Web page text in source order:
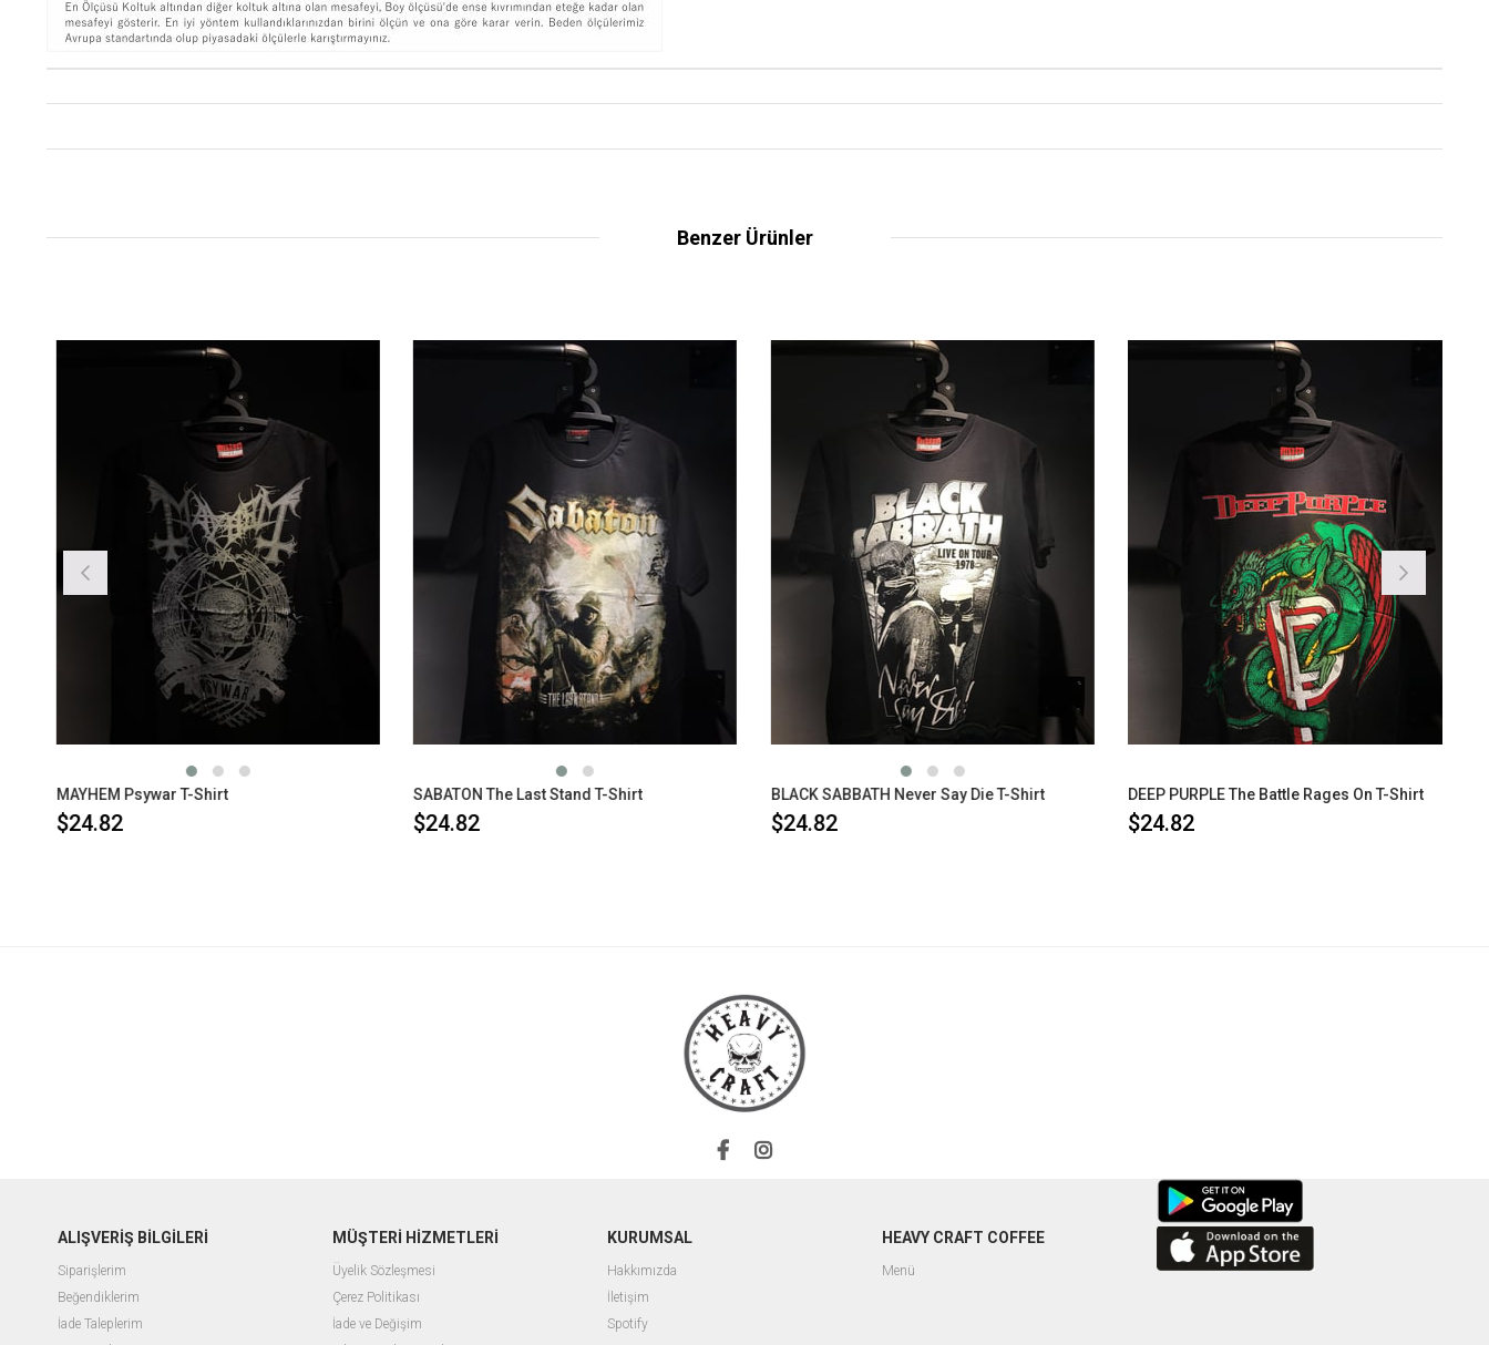
Benzer Ürünler
MAYHEM Psywar T-Shirt
$24.82
SABATON The Last Stand T-Shirt
$24.82
BLACK SABBATH Never Say Die T-Shirt
$24.82
DEEP PURPLE The Battle Rages On T-Shirt
$24.82
ALIŞVERİŞ BİLGİLERİ
Siparişlerim
Beğendiklerim
İade Taleplerim
MÜŞTERİ HİZMETLERİ
Üyelik Sözleşmesi
Çerez Politikası
İade ve Değişim
KURUMSAL
Hakkımızda
İletişim
Spotify
HEAVY CRAFT COFFEE
Menü